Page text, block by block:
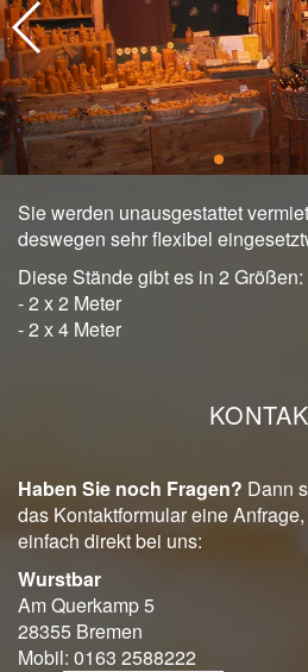
Sie werden unausgestattet
deswegen sehr flexibel
Diese Stände gibt es in 2 Größen:
- 2 x 2 Meter
- 2 x 4 Meter
Haben Sie noch Fragen? Dann
das Kontaktformular eine
einfach direkt bei uns:
Wurstbar
Am Querkamp 5
28355 Bremen
Mobil: 0163 2588222